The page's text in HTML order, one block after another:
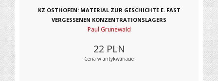
KZ OSTHOFEN: MATERIAL ZUR GESCHICHTE E. FAST
VERGESSENEN KONZENTRATIONSLAGERS
Paul Grunewald
22 PLN
Cena w antykwariacie